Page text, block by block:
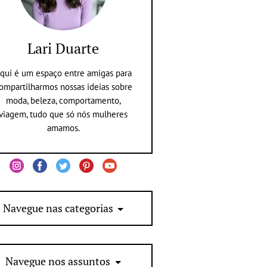
Lari Duarte
é um espaço entre amigas para
nossas ideias sobre
moda, beleza, comportamento,
tudo que só nós mulheres
amamos.
Navegue nas categorias
Navegue nos assuntos